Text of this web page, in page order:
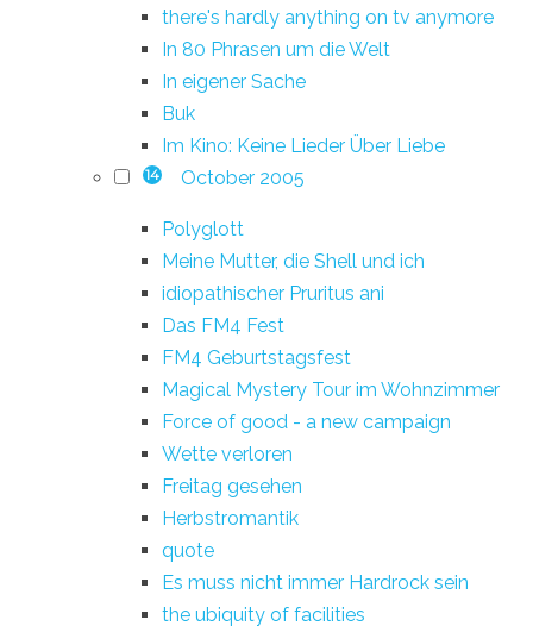
there's hardly anything on tv anymore
In 80 Phrasen um die Welt
In eigener Sache
Buk
Im Kino: Keine Lieder Über Liebe
14 October 2005
Polyglott
Meine Mutter, die Shell und ich
idiopathischer Pruritus ani
Das FM4 Fest
FM4 Geburtstagsfest
Magical Mystery Tour im Wohnzimmer
Force of good - a new campaign
Wette verloren
Freitag gesehen
Herbstromantik
quote
Es muss nicht immer Hardrock sein
the ubiquity of facilities